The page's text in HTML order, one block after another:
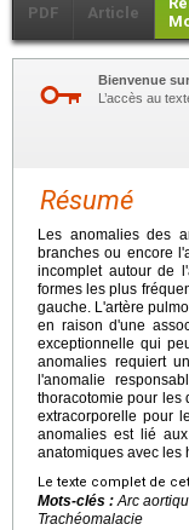
PDF Article
Bienvenue
L’accès au
Résumé
Les anomalies des
branches ou encore
incomplet autour de
formes les plus
gauche. L'artère
en raison d'une
exceptionnelle qui
anomalies requiert
l'anomalie
thoracotomie pour les
extracorporelle pour
anomalies est lié
anatomiques avec les
Le texte complet de
Mots-clés :Arc
Trachéomalacie